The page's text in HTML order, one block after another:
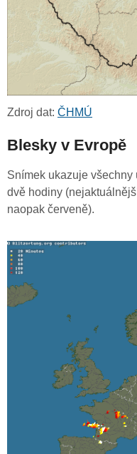
Zdroj dat: ČHMÚ
Blesky v Evropě
Snímek ukazuje
dvě hodiny
naopak červeně).